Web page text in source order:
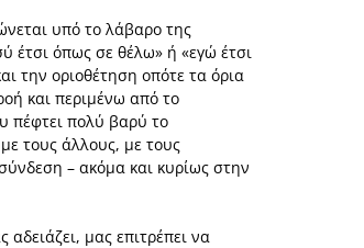
υπό το λάβαρο της
έτσι όπως σε θέλω» ή «εγώ έτσι
την οριοθέτηση οπότε τα όρια
και περιμένω από το
πέφτει πολύ βαρύ το
τους άλλους, με τους
– ακόμα και κυρίως στην
μας επιτρέπει να